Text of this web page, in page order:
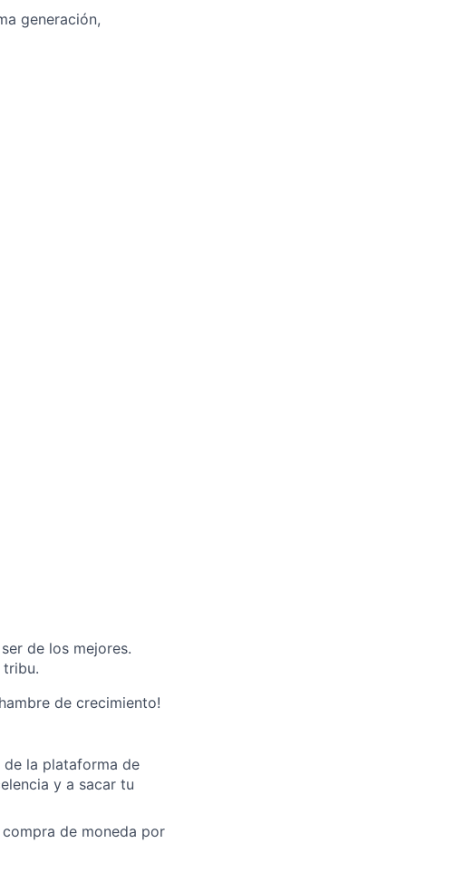
generación,
de los mejores.
de crecimiento!
la plataforma de
y a sacar tu
de moneda por